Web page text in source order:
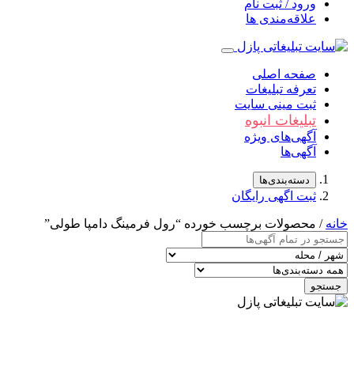
ورود / ثبت نام
علاقه‌مندی ها
صفحه اصلی
تعرفه تبلیغات
ثبت مینی سایت
تبلیغات انبوه
آگهی‌های ویژه
آگهی‌ها
دسته‌بندی‌ها
ثبت اگهی رایگان
خانه / محصولات برچسب خورده “رول فرمینگ دامپا طولی”
جستجو